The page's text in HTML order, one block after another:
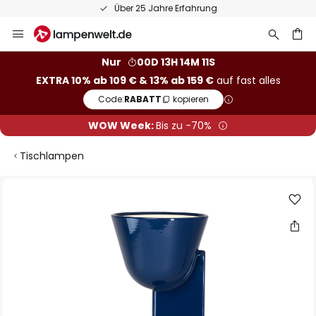
Über 25 Jahre Erfahrung
Inhalt
Nur
00D 13H 14M 10S
EXTRA 10% ab 109 € & 13% ab 159 €auf fast alles
Code:RABATT kopieren
WOW Week:Bis zu -70%
Tischlampen